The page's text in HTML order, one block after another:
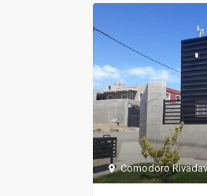
Comodoro